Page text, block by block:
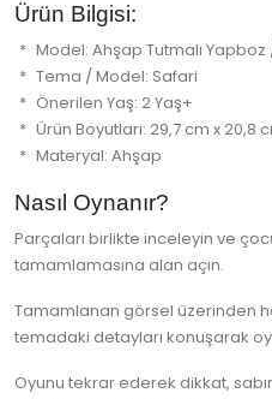
Ürün Bilgisi:
Model: Ahşap Tutmalı
Tema / Model: Safari
Önerilen Yaş: 2 Yaş+
Ürün Boyutları: 29,7 cm x 20,8
Materyal: Ahşap
Nasıl Oynanır?
Parçaları birlikte inceleyin ve
tamamlamasına alan açın.
Tamamlanan görsel üzerinden
temadaki detayları konuşarak
Oyunu tekrar ederek dikkat,